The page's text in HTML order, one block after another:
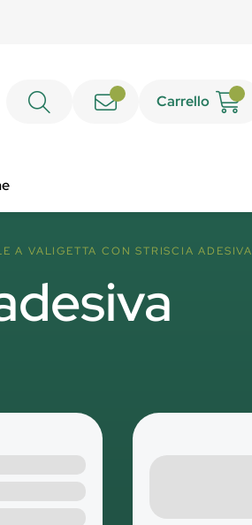
Carrello
A VALIGETTA CON STRISCIA ADESIVA